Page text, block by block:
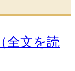
（全文を読